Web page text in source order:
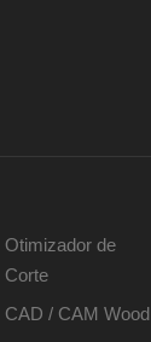
Otimizador de
Corte
CAD / CAM Wood